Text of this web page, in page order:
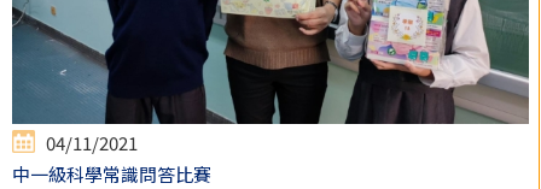
04/11/2021
中一級科學常識問答比賽